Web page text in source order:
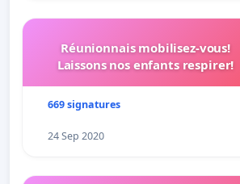
Réunionnais mobilisez-vous!
Laissons nos enfants respirer!
669 signatures
24 Sep 2020